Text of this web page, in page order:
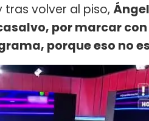
tras volver al piso,
por marcar
porque eso no